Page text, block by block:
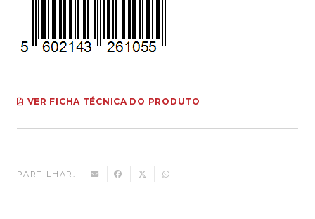
VER FICHA TÉCNICA DO PRODUTO
PARTILHAR: